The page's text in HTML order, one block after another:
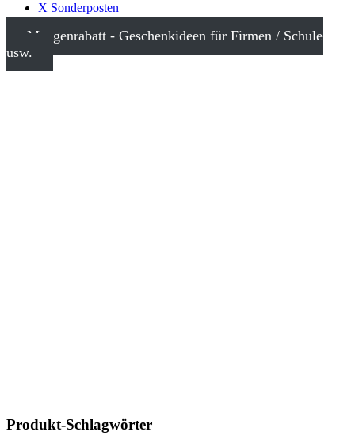
X Sonderposten
Mengenrabatt - Geschenkideen für Firmen / Schule
usw.
Produkt-Schlagwörter